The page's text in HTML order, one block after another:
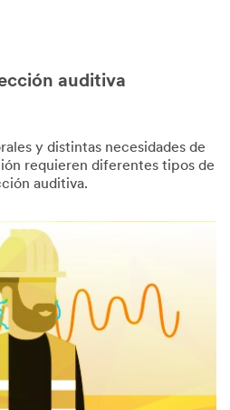
auditiva
y distintas necesidades de
requieren diferentes tipos de
auditiva.